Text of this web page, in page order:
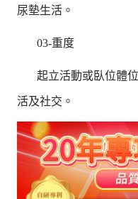
尿墊生活。
03-重度
起立活動或臥位體
活及社交。